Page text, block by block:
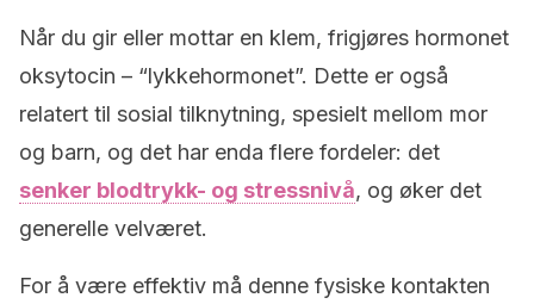
Når du gir eller mottar en klem, frigjøres hormonet
oksytocin – “lykkehormonet”. Dette er også
relatert til sosial tilknytning, spesielt mellom mor
og barn, og det har enda flere fordeler: det
senker blodtrykk- og stressnivå, og øker det
generelle velværet.
For å være effektiv må denne fysiske kontakten